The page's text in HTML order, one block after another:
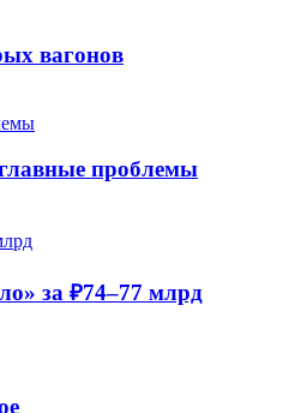
вагонов
проблемы
за ₽74–77 млрд